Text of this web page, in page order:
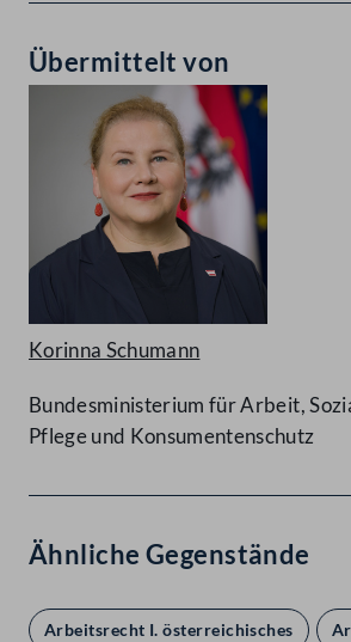
Übermittelt von
Korinna Schumann
Bundesministerium für Arbeit,
Pflege und Konsumentenschutz
Ähnliche Gegenstände
Arbeitsrecht I. österreichisches